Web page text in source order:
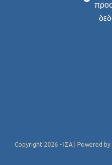
Copyright 2026 - ΙΣΑ | Powered by